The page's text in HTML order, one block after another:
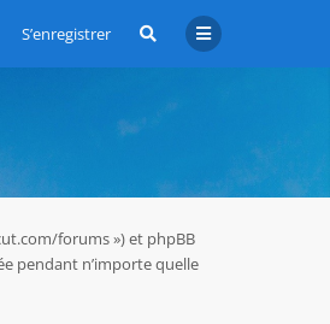
S’enregistrer
forums ») et phpBB
pendant n’importe quelle